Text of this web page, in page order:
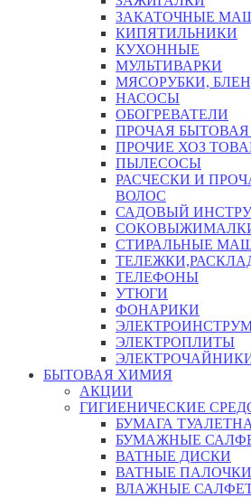
ЗАКАТОЧНЫЕ
КИПЯТИЛЬНИКИ
КУХОННЫЕ
МУЛЬТИВАРКИ
МЯСОРУБКИ,
НАСОСЫ
ОБОГРЕВАТЕЛИ
ПРОЧАЯ
ПРОЧИЕ ХОЗ
ПЫЛЕСОСЫ
РАСЧЕСКИ И
ВОЛОС
САДОВЫЙ
СТИРАЛЬНЫЕ
ТЕЛЕФОНЫ
УТЮГИ
ФОНАРИКИ
ЭЛЕКТРОПЛИТЫ
БЫТОВАЯ ХИМИЯ
АКЦИИ
ГИГИЕНИЧЕСКИЕ
БУМАГА
БУМАЖНЫЕ
ВАТНЫЕ ДИСКИ
ВАТНЫЕ ПАЛОЧКИ
ВЛАЖНЫЕ